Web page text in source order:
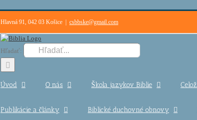
Hlavná 91, 042 03 Košice csbbske@gmail.com
Hľadať:
Úvod O nás Škola jazykov Biblie
Publikácie a články Biblické duchovné obnovy